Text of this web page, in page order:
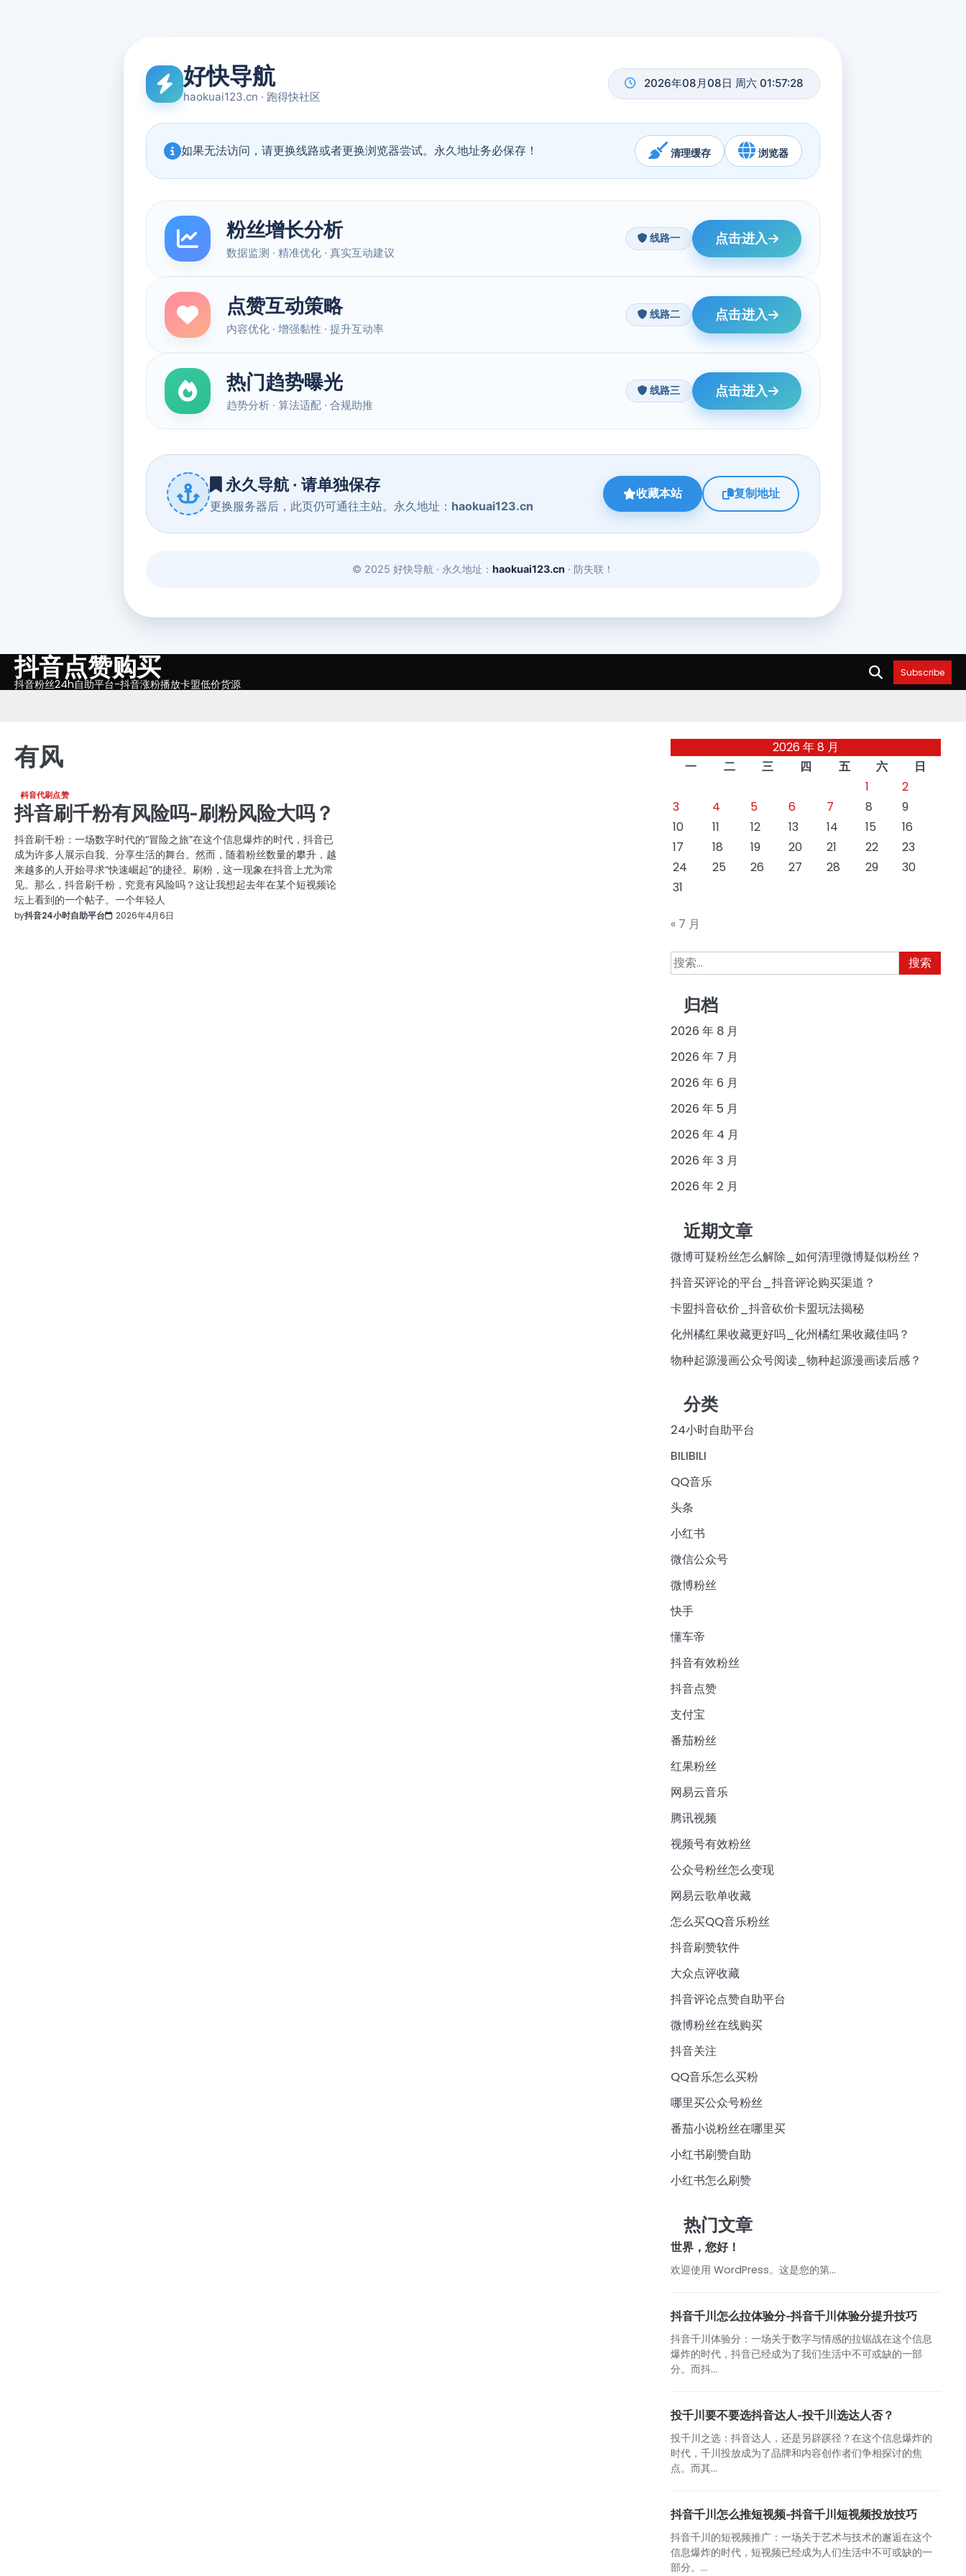
Skip抖音点赞购买
抖音粉丝24h自助平台-抖音涨粉播放卡盟低价货源
Subscribe
有风
抖音代刷点赞
抖音刷千粉有风险吗-刷粉风险大吗？
抖音刷千粉：一场数字时代的“冒险之旅”在这个信息爆炸的时代，抖音已
成为许多人展示自我、分享生活的舞台。然而，随着粉丝数量的攀升，越
来越多的人开始寻求“快速崛起”的捷径。刷粉，这一现象在抖音上尤为常
见。那么，抖音刷千粉，究竟有风险吗？这让我想起去年在某个短视频论
坛上看到的一个帖子。一个年轻人
by抖音24小时自助平台 2026年4月6日
2026 年 8 月
一
二 三 四 五 六
日
1
2
3
4 5 6 7 8
9
10
11 12 13 14 15
16
17
18 19 20 21 22
23
24
25 26 27 28 29
30
31
« 7 月
搜
索：
归档
2026 年 8 月
2026 年 7 月
2026 年 6 月
2026 年 5 月
2026 年 4 月
2026 年 3 月
2026 年 2 月
近期文章
微博可疑粉丝怎么解除_如何清理微博疑似粉丝？
抖音买评论的平台_抖音评论购买渠道？
卡盟抖音砍价_抖音砍价卡盟玩法揭秘
化州橘红果收藏更好吗_化州橘红果收藏佳吗？
物种起源漫画公众号阅读_物种起源漫画读后感？
分类
24小时自助平台
BILIBILI
QQ音乐
头条
小红书
微信公众号
微博粉丝
快手
懂车帝
抖音有效粉丝
抖音点赞
支付宝
番茄粉丝
红果粉丝
网易云音乐
腾讯视频
视频号有效粉丝
公众号粉丝怎么变现
网易云歌单收藏
怎么买QQ音乐粉丝
抖音刷赞软件
大众点评收藏
抖音评论点赞自助平台
微博粉丝在线购买
抖音关注
QQ音乐怎么买粉
哪里买公众号粉丝
番茄小说粉丝在哪里买
小红书刷赞自助
小红书怎么刷赞
热门文章
世界，您好！
欢迎使用 WordPress。这是您的第…
抖音千川怎么拉体验分-抖音千川体验分提升技巧
抖音千川体验分：一场关于数字与情感的拉锯战在这个信息
爆炸的时代，抖音已经成为了我们生活中不可或缺的一部
分。而抖...
投千川要不要选抖音达人-投千川选达人否？
投千川之选：抖音达人，还是另辟蹊径？在这个信息爆炸的
时代，千川投放成为了品牌和内容创作者们争相探讨的焦
点。而其...
抖音千川怎么推短视频-抖音千川短视频投放技巧
抖音千川的短视频推广：一场关于艺术与技术的邂逅在这个
信息爆炸的时代，短视频已经成为人们生活中不可或缺的一
部分。...